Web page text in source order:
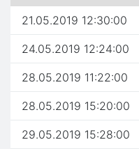
21.05.2019 12:30:00
24.05.2019 12:24:00
28.05.2019 11:22:00
28.05.2019 15:20:00
29.05.2019 15:28:00